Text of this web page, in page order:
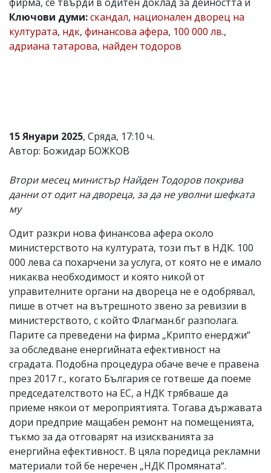
office@flagman.bg
Коментарите
под
не
носи
отговорност
тях!
Ако
откриете
обиден
вас
коментар,
моля
сигнализирайте
ни!
Ключови думи:скандал, национален дворец на
културата, ндк, финансова афера, 100 000 лв.,
адриана татарова, найден тодоров
15 Януари 2025, Сряда, 17:10 ч.
Автор: Божидар БОЖКОВ
Втори месец министър Найден Тодоров покрива
данни от одит на двореца, за да не уволни шефката
му
Одит разкри нова финансова афера около
министерството на културата, този път в НДК. 100
000 лева са похарчени за услуга, от която не е имало
никаква необходимост и която никой от
управителните органи на двореца не е одобрявал,
пише в отчет на вътрешното звено за ревизии в
министерството, с който Флагман.бг разполага.
Парите са преведени на фирма „Крипто енерджи“
за обследване енергийната ефективност на
сградата. Подобна процедура обаче вече е правена
през 2017 г., когато България се готвеше да поеме
председателството на ЕС, а НДК трябваше да
приеме някои от мероприятията. Тогава държавата
дори предприе мащабен ремонт на помещенията,
тъкмо за да отговарят на изискванията за
енергийна ефективност. В цяла поредица рекламни
материали той бе неречен „НДК Промяната“.